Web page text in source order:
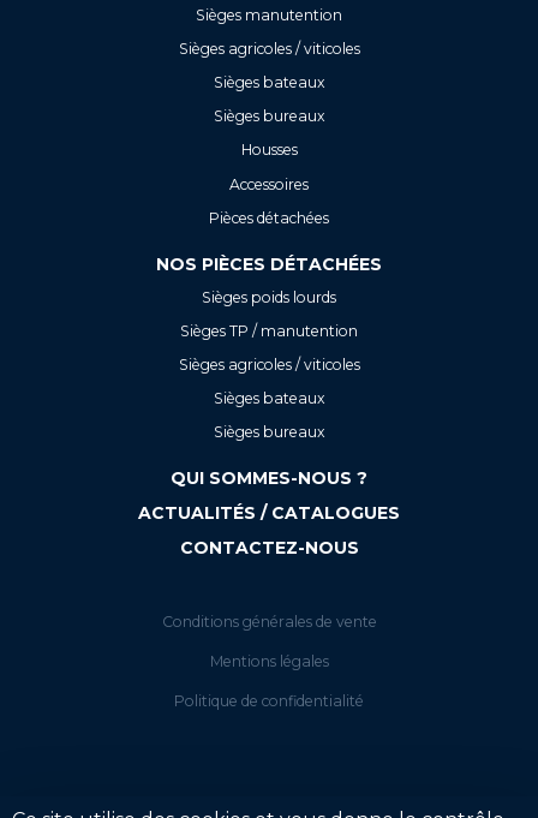
Sièges manutention
Sièges agricoles / viticoles
Sièges bateaux
Sièges bureaux
Housses
Accessoires
Pièces détachées
NOS PIÈCES DÉTACHÉES
Sièges poids lourds
Sièges TP / manutention
Sièges agricoles / viticoles
Sièges bateaux
Sièges bureaux
QUI SOMMES-NOUS ?
ACTUALITÉS / CATALOGUES
CONTACTEZ-NOUS
Conditions générales de vente
Mentions légales
Politique de confidentialité